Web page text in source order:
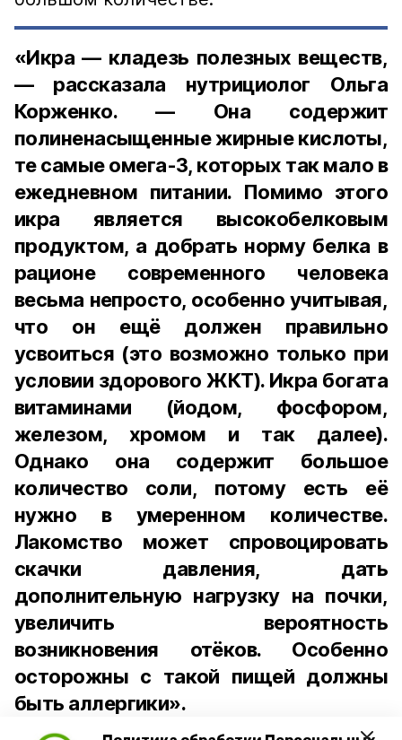
«Икра — кладезь полезных веществ,
— рассказала нутрициолог Ольга
Корженко. — Она содержит
полиненасыщенные жирные кислоты,
те самые омега-3, которых так мало в
ежедневном питании. Помимо этого
икра является высокобелковым
продуктом, а добрать норму белка в
рационе современного человека
весьма непросто, особенно учитывая,
что он ещё должен правильно
усвоиться (это возможно только при
условии здорового ЖКТ). Икра богата
витаминами (йодом, фосфором,
железом, хромом и так далее).
Однако она содержит большое
количество соли, потому есть её
нужно в умеренном количестве.
Лакомство может спровоцировать
скачки давления, дать
дополнительную нагрузку на почки,
увеличить вероятность
возникновения отёков. Особенно
осторожны с такой пищей должны
быть аллергики».